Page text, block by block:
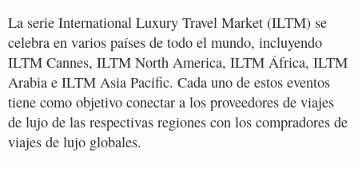
La serie International Luxury Travel Market (ILTM) se
celebra en varios países de todo el mundo, incluyendo
ILTM Cannes, ILTM North America, ILTM África, ILTM
Arabia e ILTM Asia Pacific. Cada uno de estos eventos
tiene como objetivo conectar a los proveedores de viajes
de lujo de las respectivas regiones con los compradores de
viajes de lujo globales.